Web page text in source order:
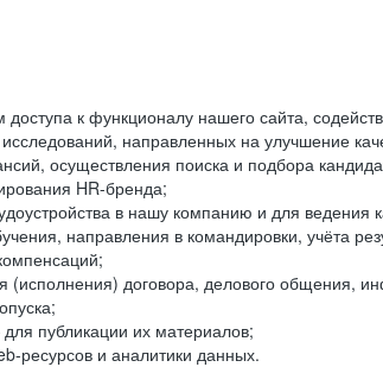
к функционалу нашего сайта,
направленных на улучшение
осуществления поиска и подбора
HR-бренда;
в нашу компанию и для ведения
направления в командировки, учёта
(исполнения) договора, делового общения,
публикации их материалов;
ресурсов и аналитики данных.